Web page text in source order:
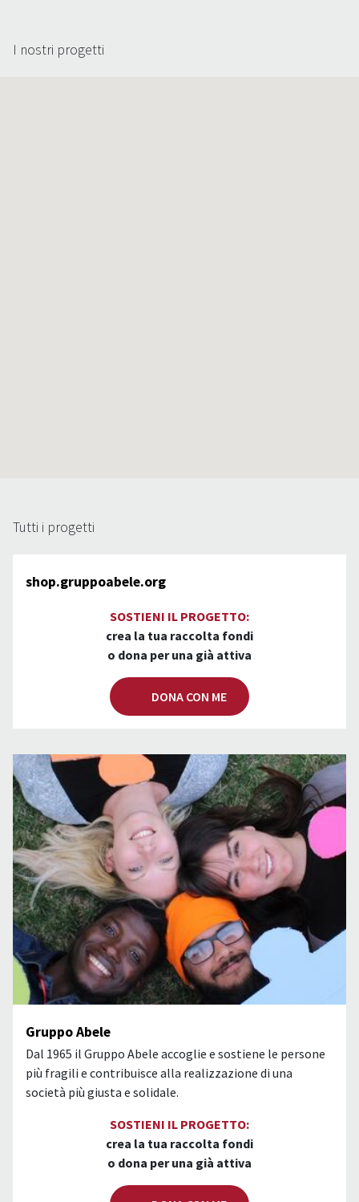
I nostri progetti
Tutti i progetti
shop.gruppoabele.org
SOSTIENI IL PROGETTO:
crea la tua raccolta fondi
o dona per una già attiva
DONA CON ME
Gruppo Abele
Dal 1965 il Gruppo Abele accoglie e sostiene le persone
più fragili e contribuisce alla realizzazione di una
società più giusta e solidale.
SOSTIENI IL PROGETTO:
crea la tua raccolta fondi
o dona per una già attiva